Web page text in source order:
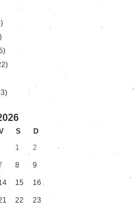
S
D
1
2
8 9
15 16
22 23